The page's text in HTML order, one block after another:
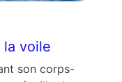
voile
son corps-